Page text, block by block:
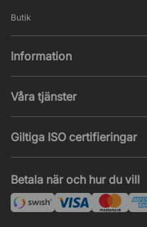
Butik
Information
Försäljningsvillkor
Populära sidor
Nyheter & artiklar
Våra tjänster
Tysta rum & telefonbås
Projekt & offert
Betala när och hur du vill
Giltiga ISO certifieringar
ISO 14001– Miljöledning
ISO 45001– Arbetsmiljöledning